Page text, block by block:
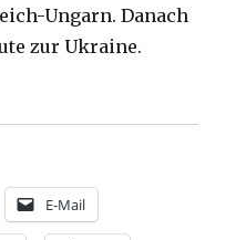
Ungarn. Danach
zur Ukraine.
Christoph Fleischer,
E-Mail